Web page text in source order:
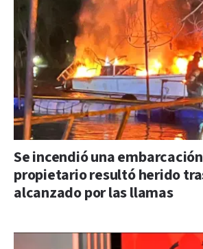
Se incendió una
propietario resultó herido
alcanzado por las llamas